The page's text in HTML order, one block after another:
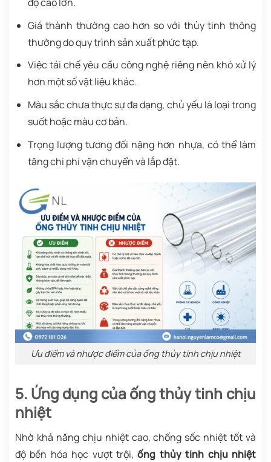
Giá thành thường cao hơn so với thủy tinh thông
thường do quy trình sản xuất phức tạp.
Việc tái chế yêu cầu công nghệ riêng nên khó xử lý
hơn một số vật liệu khác.
Màu sắc chưa thực sự đa dạng, chủ yếu là loại trong
suốt hoặc màu cơ bản.
Trọng lượng tương đối nặng hơn nhựa, có thể làm
tăng chi phí vận chuyển và lắp đặt.
Ưu điểm và nhược điểm của ống thủy tinh chịu nhiệt
5. Ứng dụng của ống thủy tinh chịu
nhiệt
Nhờ khả năng chịu nhiệt cao, chống sốc nhiệt tốt và
độ bền hóa học vượt trội,ống thủy tinh chịu nhiệt